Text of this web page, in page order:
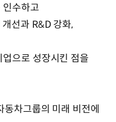
수하고
선과 R&D 강화,
으로 성장시킨 점을
차그룹의 미래 비전에